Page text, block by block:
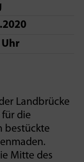
Uhr
Landbrücke
für die
bestückte
Mitte des